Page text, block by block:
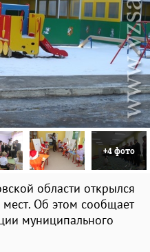
+4 фото
области открылся
Об этом сообщает
муниципального